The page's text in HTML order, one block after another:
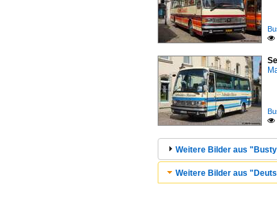


Weitere Bilder aus
Weitere Bilder aus